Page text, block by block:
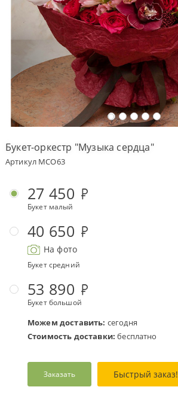
Розы
Оплата
заказа
Условия
Бонусная
программа
Корпоративным
клиентам
связь
компании
language
to
English
Букет-оркестр "Музыка сердца"
Артикул MCO63
27 450
Букет малый
40 650
На фото
Букет средний
53 890
Букет большой
Можем доставить: сегодня
Стоимость доставки: бесплатно
Заказать Быстрый заказ!